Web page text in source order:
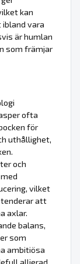
kan
vara
är humlan
som främjar
ofta
för
uthållighet,
och
vilket
att
axlar.
balans,
som
ambitiösa
allierad